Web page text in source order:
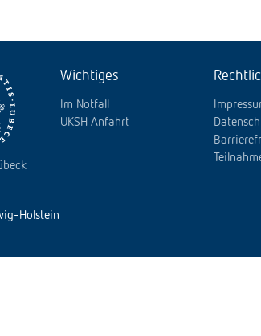
Wichtiges
Im Notfall
UKSH Anfahrt
Holstein